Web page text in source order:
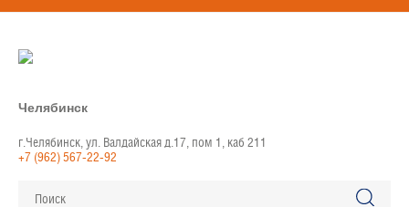
Челябинск
г.Челябинск, ул. Валдайская д.17, пом 1, каб 211
+7 (962) 567-22-92
Поиск